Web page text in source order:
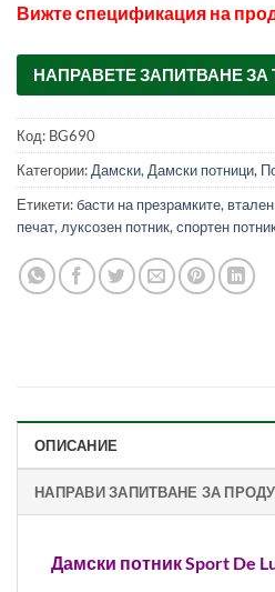
Вижте спецификация на
НАПРАВЕТЕ ЗАПИТВАНЕ ЗА
Код: BG690
Категории:Дамски,Дамски потници,
Етикети:басти на презрамките,
печат,луксозен потник,спортен
ОПИСАНИЕ
НАПРАВИ ЗАПИТВАНЕ ЗА
Дамски потник Sport De